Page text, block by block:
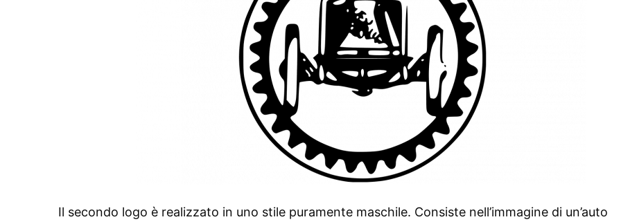
Il secondo logo è realizzato in uno stile puramente maschile. Consiste nell’immagine di un’auto